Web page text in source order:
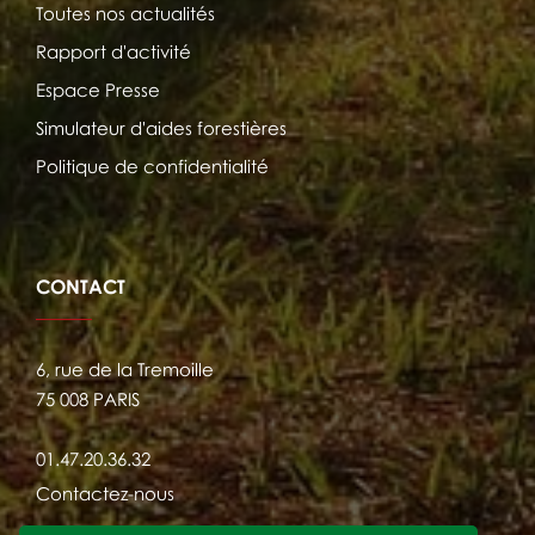
Toutes nos actualités
Rapport d'activité
Espace Presse
Simulateur d'aides forestières
Politique de confidentialité
CONTACT
6, rue de la Tremoille
75 008 PARIS
01.47.20.36.32
Contactez-nous